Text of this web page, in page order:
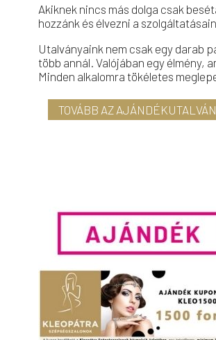
Akiknek nincs más dolga csak
hozzánk és élvezni a
Utalványaink nem csak egy darab
több annál. Valójában egy élmény,
Minden alkalomra tökéletes
TOVÁBB AZ